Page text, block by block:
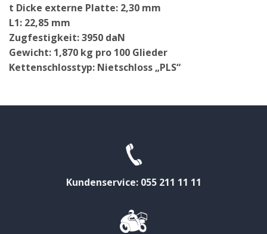
t Dicke externe Platte: 2,30 mm
L1: 22,85 mm
Zugfestigkeit: 3950 daN
Gewicht: 1,870 kg pro 100 Glieder
Kettenschlosstyp: Nietschloss „PLS“
Kundenservice: 055 211 11 11